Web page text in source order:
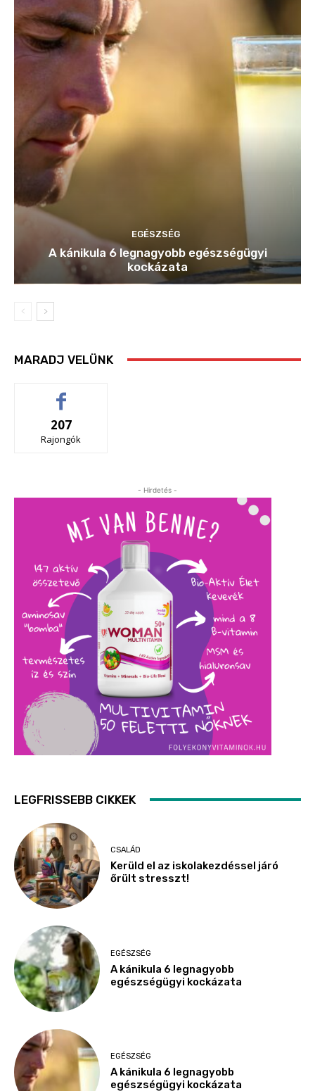
EGÉSZSÉG
A kánikula 6 legnagyobb egészségügyi
kockázata
MARADJ VELÜNK
207
Rajongók
- Hirdetés -
LEGFRISSEBB CIKKEK
CSALÁD
Kerüld el az iskolakezdéssel járó
őrült stresszt!
EGÉSZSÉG
A kánikula 6 legnagyobb
egészségügyi kockázata
EGÉSZSÉG
A kánikula 6 legnagyobb
egészségügyi kockázata